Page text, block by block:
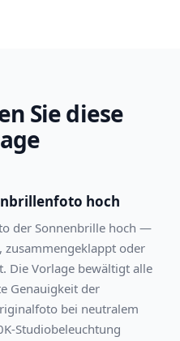
Sie diese
hoch
der Sonnenbrille hoch —
zusammengeklappt oder
Die Vorlage bewältigt alle
Genauigkeit der
bei neutralem
Studiobeleuchtung